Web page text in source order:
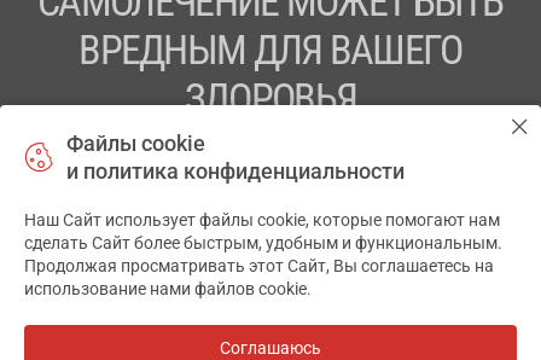
ВРЕДНЫМ ДЛЯ ВАШЕГО
ЗДОРОВЬЯ
ПЕРЕД ПРИМЕНЕНИЕМ ПРЕПАРАТА
ПРОКОНСУЛЬТИРУЙТЕСЬ С ВРАЧОМ
ТОВ «АПТЕКА 911.ЮА» Код ЄДРПОУ 43631965.
Отказ от ответственности
АПТЕКА911.ЮА
Файлы cookie
и политика конфиденциальности
Наш Сайт использует файлы cookie, которые помогают нам
сделать Сайт более быстрым, удобным и функциональным.
Продолжая просматривать этот Сайт, Вы соглашаетесь на
использование нами файлов cookie.
Соглашаюсь
✕